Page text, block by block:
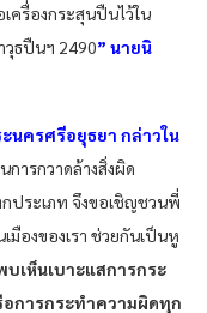
ครื่องกระสุนปืนไว้ใน
ธปืนฯ 2490” นายนิ
นครศรีอยุธยา กล่าวใน
ารกวาดล้างสิ่งผิด
ประเภท จึงขอเชิญชวนพี่
องของเรา ช่วยกันเป็นหู
บเห็นเบาะแสการกระ
การกระทำความผิดทุก